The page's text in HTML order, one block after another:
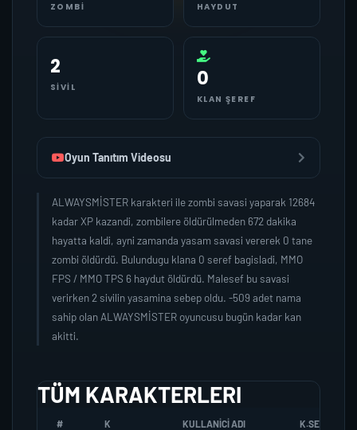
ZOMBI HAYDUT
2
SIVIL 0
KLAN ŞEREF
Oyun Tanıtım Videosu
ALWAYSMİSTER karakteri ile zombi savasi yaparak 12684
kadar XP kazandi, zombilere öldürülmeden 672 dakika
hayatta kaldi, ayni zamanda yasam savasi vererek 0 tane
zombi öldürdü. Bulundugu klana 0 seref bagisladi, MMO
FPS / MMO TPS 6 haydut öldürdü. Malesef bu savasi
verirken 2 sivilin yasamina sebep oldu. -509 adet nama
sahip olan ALWAYSMİSTER oyuncusu bugün kadar kan
akitti.
TÜM KARAKTERLERI
# K KULLANICI ADI K.SEREFI